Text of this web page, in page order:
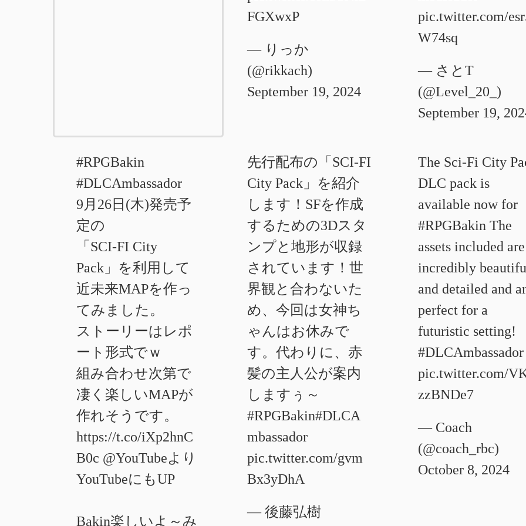
FGXwxP
— りっか
(@rikkach)
September 19, 2024
pic.twitter.com/
W74sq
— さとT
(@Level_20_)
September 19,
#RPGBakin
#DLCAmbassador
9月26日(木)発売予
定の
「SCI-FI City
Pack」を利用して
近未来MAPを作っ
てみました。
ストーリーはレポ
ート形式でｗ
組み合わせ次第で
凄く楽しいMAPが
作れそうです。
https://t.co/iXp2hnC
B0c @YouTubeより
YouTubeにもUP
Bakin楽しいよ～み
先行配布の「SCI-FI
City Pack」を紹介
します！SFを作成
するための3Dスタ
ンプと地形が収録
されています！世
界観と合わないた
め、今回は女神ち
ゃんはお休みで
す。代わりに、赤
髪の主人公が案内
しますぅ～
#RPGBakin#DLCA
mbassador
pic.twitter.com/gvm
Bx3yDhA
— 後藤弘樹
The Sci-Fi City
DLC pack is
available now for
#RPGBakin The
assets included are
incredibly
and detailed and
perfect for a
futuristic setting!
#DLCAmbassador
pic.twitter.com/
zzBNDe7
— Coach
(@coach_rbc)
October 8, 2024